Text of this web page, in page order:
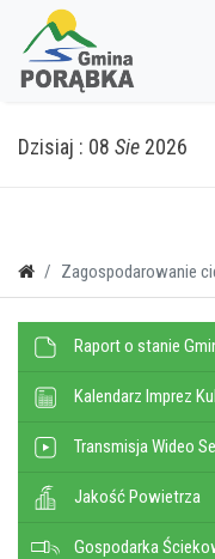
Dzisiaj : 08 Sie 2026
Zagospodarowanie
Raport o stanie
Kalendarz Imprez
Transmisja Wideo
Jakość Powietrza
Gospodarka